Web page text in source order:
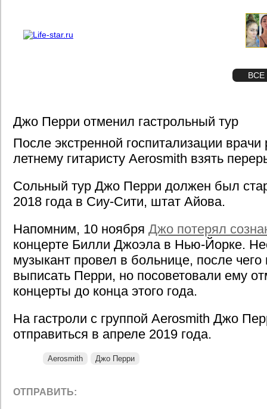
ВСЕ
Джо Перри отменил гастрольный тур
После экстренной госпитализации
летнему гитаристу Aerosmith взять
Сольный тур Джо Перри должен был
2018 года в Сиу-Сити, штат Айова.
Напомним, 10 ноября Джо потерял
концерте Билли Джоэла в Нью-Йорке.
музыкант провел в больнице, после
выписать Перри, но посоветовали ему
концерты до конца этого года.
На гастроли с группой Aerosmith Джо
отправиться в апреле 2019 года.
Aerosmith Джо Перри
ОТПРАВИТЬ: